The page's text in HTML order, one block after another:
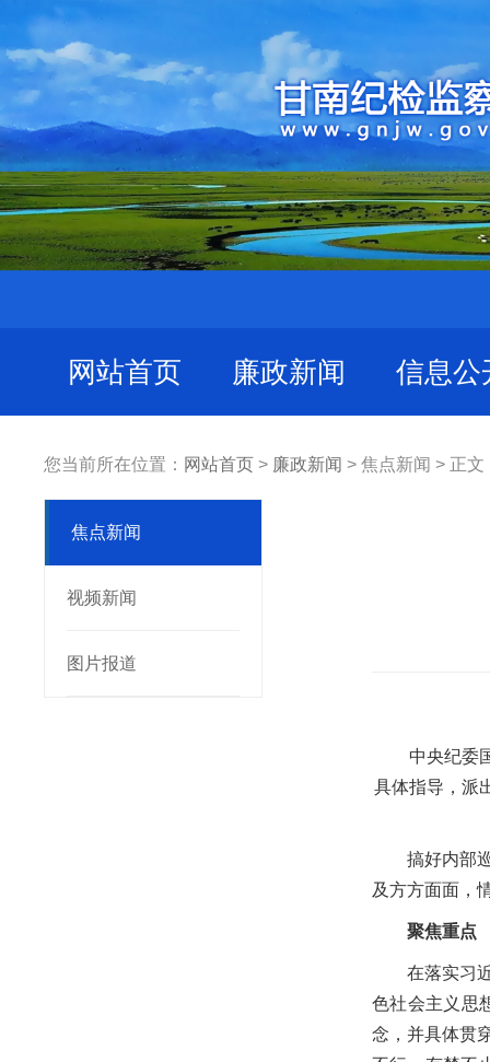
网站首页 廉政新闻 信息公
您当前所在位置： 网站首页 > 廉政新闻 > 焦点新闻 > 正文
焦点新闻
视频新闻
图片报道
中央纪委
具体指导，派
搞好内部
及方方面面，
聚焦重点
在落实习
色社会主义思
念，并具体贯